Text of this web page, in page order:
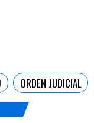
ORDEN JUDICIAL